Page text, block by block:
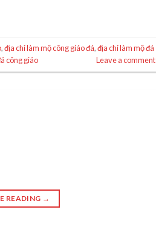
,địa chỉ làm mộ công giáo đá,địa chỉ làm mộ đá
công giáo Leave a comment
READING →